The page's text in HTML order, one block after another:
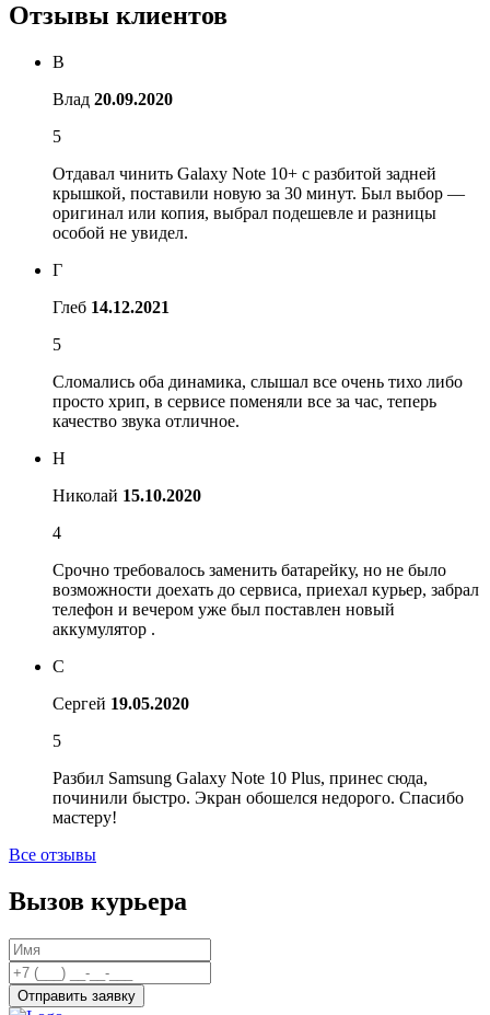
Отзывы клиентов
В
Влад 20.09.2020
5
Отдавал чинить Galaxy Note 10+ c разбитой задней
крышкой, поставили новую за 30 минут. Был выбор —
оригинал или копия, выбрал подешевле и разницы
особой не увидел.
Г
Глеб 14.12.2021
5
Сломались оба динамика, слышал все очень тихо либо
просто хрип, в сервисе поменяли все за час, теперь
качество звука отличное.
Н
Николай 15.10.2020
4
Срочно требовалось заменить батарейку, но не было
возможности доехать до сервиса, приехал курьер, забрал
телефон и вечером уже был поставлен новый
аккумулятор .
С
Сергей 19.05.2020
5
Разбил Samsung Galaxy Note 10 Plus, принес сюда,
починили быстро. Экран обошелся недорого. Спасибо
мастеру!
Все отзывы
Вызов курьера
Отправить заявку